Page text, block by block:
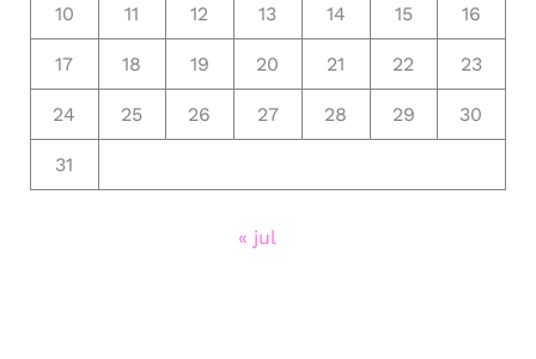
10 11 12 13 14 15 16
17 18 19 20 21 22 23
24 25 26 27 28 29 30
31
« jul